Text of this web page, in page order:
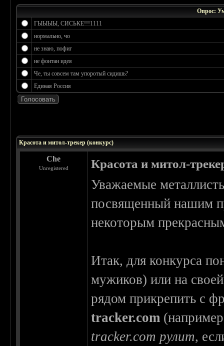
Опрос:
ГЫЫЫЫ, СИСЬКЕ!!!1111
нормально, чо
не знаю, пофиг
не фонтан идея
Че, ты совсем там упоротый сидишь?
Единая Россия
Красота и митол-трекер (конкурс)
Che
Unregistered Красота и митол-
Уважаемые
посвященный нашим
некоторым
Итак, для конкурса
мужиков) или на
рядом прикрепить с
tracker.com (например
tracker.com рулит,